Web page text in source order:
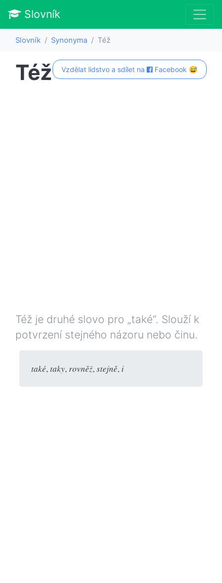
Slovník
Slovník Synonyma Též
Vzdělat lidstvo a sdílet na Facebook 😅
Též
Též je druhé slovo pro „také“. Slouží k
potvrzení stejného názoru nebo činu.
také,taky, rovněž,stejně, i